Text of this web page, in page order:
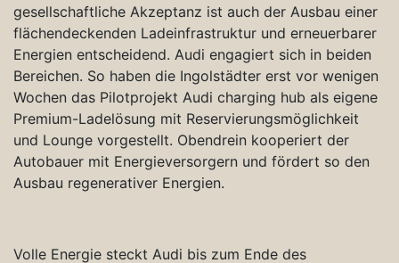
gesellschaftliche Akzeptanz ist auch der Ausbau einer
flächendeckenden Ladeinfrastruktur und erneuerbarer
Energien entscheidend. Audi engagiert sich in beiden
Bereichen. So haben die Ingolstädter erst vor wenigen
Wochen das Pilotprojekt Audi charging hub als eigene
Premium-Ladelösung mit Reservierungsmöglichkeit
und Lounge vorgestellt. Obendrein kooperiert der
Autobauer mit Energieversorgern und fördert so den
Ausbau regenerativer Energien.
Volle Energie steckt Audi bis zum Ende des